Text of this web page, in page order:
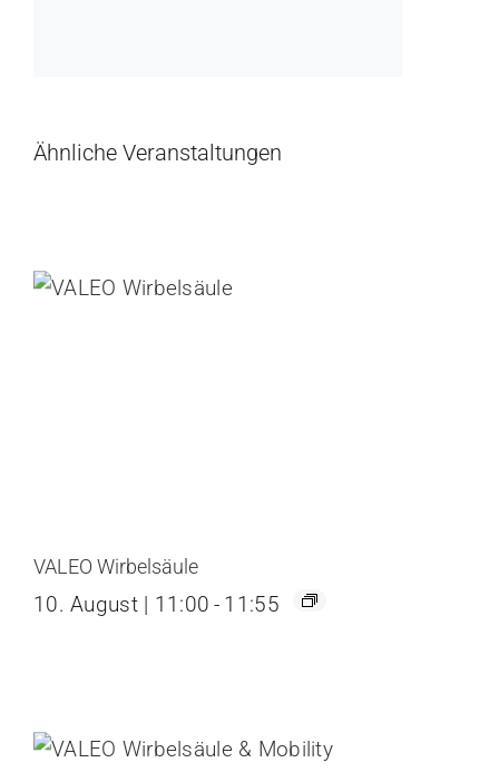
Ähnliche Veranstaltungen
VALEO Wirbelsäule
10. August | 11:00 - 11:55